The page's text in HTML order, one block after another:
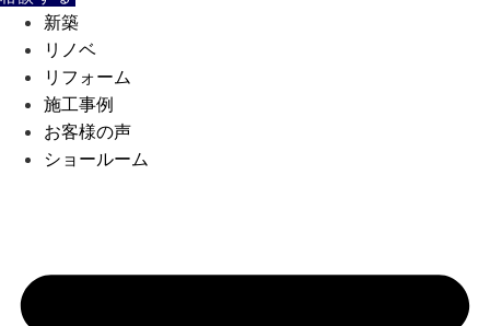
新築
リノベ
リフォーム
施工事例
お客様の声
ショールーム